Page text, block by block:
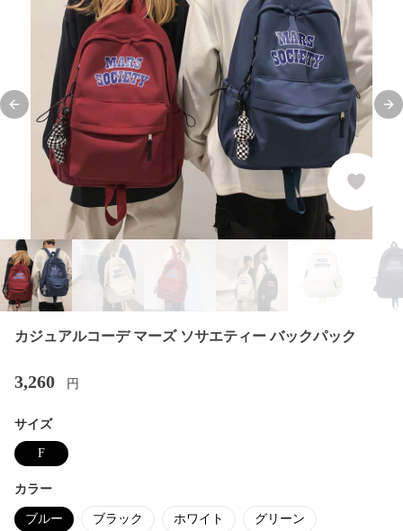
Previous slide
カジュアルコーデ マーズ ソサエティー バックパック
3,260 円
サイズ
F
カラー
ブルー ブラック ホワイト グリーン